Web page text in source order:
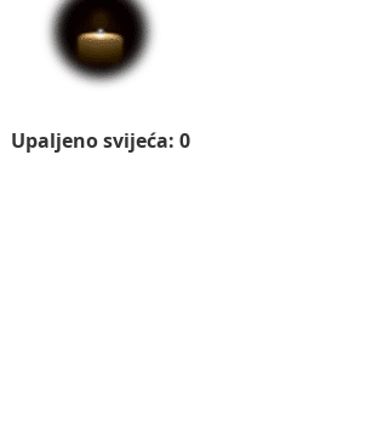
Upaljeno svijeća: 0